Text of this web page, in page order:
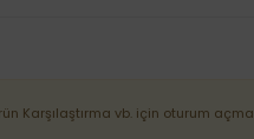
Karşılaştırma vb. için oturum